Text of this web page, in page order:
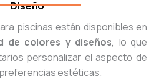
Diseño
piscinas están disponibles en
de colores y diseños, lo que
personalizar el aspecto de
estéticas.